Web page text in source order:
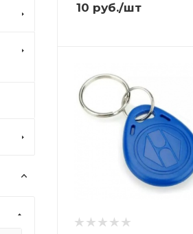
10 руб./шт